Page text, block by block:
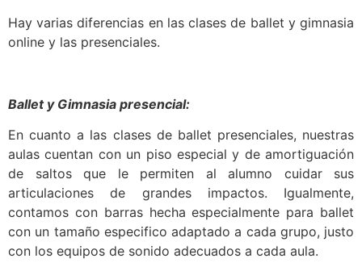
Hay varias diferencias en las clases de ballet y gimnasia
online y las presenciales.
Ballet y Gimnasia presencial:
En cuanto a las clases de ballet presenciales, nuestras
aulas cuentan con un piso especial y de amortiguación
de saltos que le permiten al alumno cuidar sus
articulaciones de grandes impactos. Igualmente,
contamos con barras hecha especialmente para ballet
con un tamaño especifico adaptado a cada grupo, justo
con los equipos de sonido adecuados a cada aula.